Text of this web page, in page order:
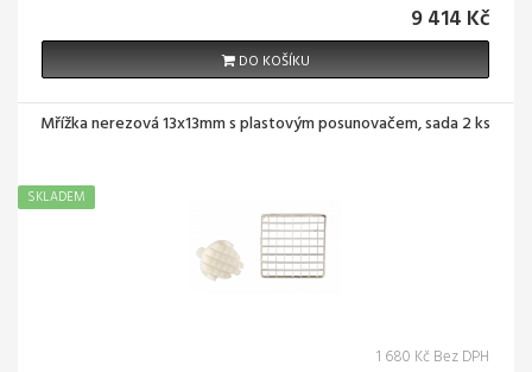
9 414 Kč
DO KOŠÍKU
Mřížka nerezová 13x13mm s plastovým posunovačem, sada 2 ks
SKLADEM
1 680 Kč Bez DPH